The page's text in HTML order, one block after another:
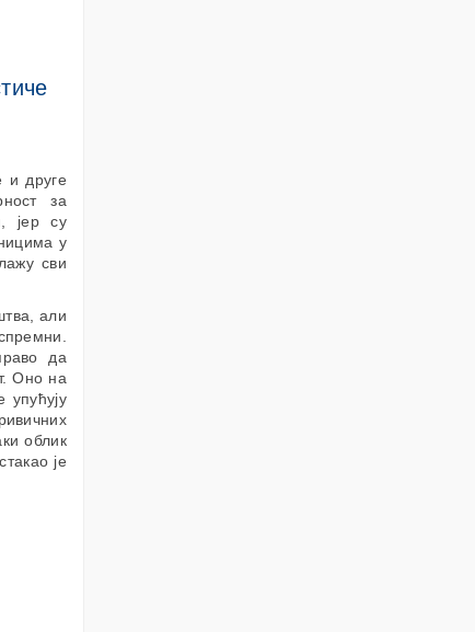
и друге
за
јер су
у
сви
али
да
Оно на
упућују
облик
је